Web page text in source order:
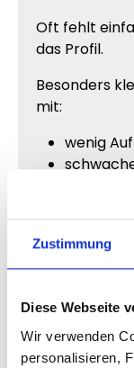
Zustimmung
Diese Webseite
Wir verwenden
personalisieren,
Oft fehlt
das Profil.
Besonders
mit:
wenig
Genau
einen
Warum
erzeugen